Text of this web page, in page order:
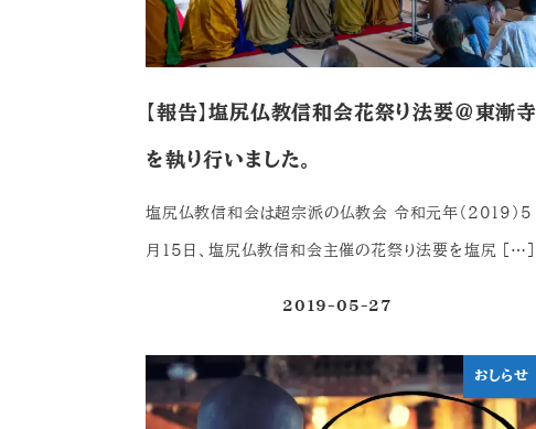
【報告】塩尻仏教信和会花祭り法要＠東漸寺
を執り行いました。
塩尻仏教信和会は超宗派の仏教会 令和元年（2019）5
月15日、塩尻仏教信和会主催の花祭り法要を塩尻 […]
2019-05-27
おしらせ